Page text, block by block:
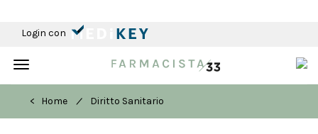
Login con
Toggle
< Home
/ Diritto Sanitario